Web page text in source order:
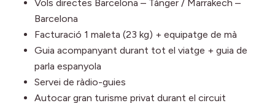
Vols directes Barcelona – Tànger / Marrakech –
Barcelona
Facturació 1 maleta (23 kg) + equipatge de mà
Guia acompanyant durant tot el viatge + guia de
parla espanyola
Servei de ràdio-guies
Autocar gran turisme privat durant el circuit